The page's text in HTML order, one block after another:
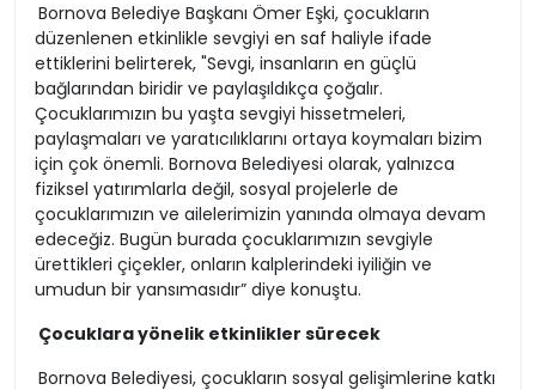
Bornova Belediye Başkanı Ömer Eşki, çocukların
düzenlenen etkinlikle sevgiyi en saf haliyle ifade
ettiklerini belirterek, "Sevgi, insanların en güçlü
bağlarından biridir ve paylaşıldıkça çoğalır.
Çocuklarımızın bu yaşta sevgiyi hissetmeleri,
paylaşmaları ve yaratıcılıklarını ortaya koymaları bizim
için çok önemli. Bornova Belediyesi olarak, yalnızca
fiziksel yatırımlarla değil, sosyal projelerle de
çocuklarımızın ve ailelerimizin yanında olmaya devam
edeceğiz. Bugün burada çocuklarımızın sevgiyle
ürettikleri çiçekler, onların kalplerindeki iyiliğin ve
umudun bir yansımasıdır” diye konuştu.
Çocuklara yönelik etkinlikler sürecek
Bornova Belediyesi, çocukların sosyal gelişimlerine katkı